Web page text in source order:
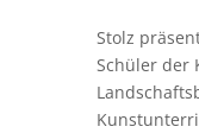
Stolz
Schüler der